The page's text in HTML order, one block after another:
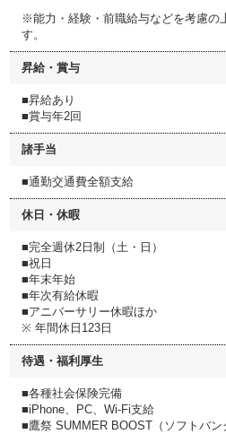
※能力・経験・前職給与などを考慮の
す。
昇給・賞与
■昇給あり
■賞与年2回
諸手当
■通勤交通費全額支給
休日・休暇
■完全週休2日制（土・日）
■祝日
■年末年始
■年次有給休暇
■アニバーサリー休暇ほか
※ 年間休日123日
待遇・福利厚生
■各種社会保険完備
■iPhone、PC、Wi-Fi支給
■鷹祭 SUMMER BOOST（ソフトバン